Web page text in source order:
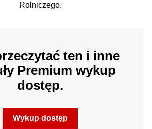
Rolniczego.
ten i inne
Premium wykup
dostęp.
Wykup dostęp